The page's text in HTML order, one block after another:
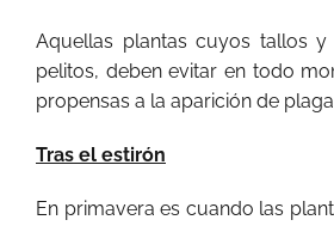
Aquellas plantas cuyos tallos
pelitos, deben evitar en todo
propensas a la aparición de
Tras el estirón
En primavera es cuando las